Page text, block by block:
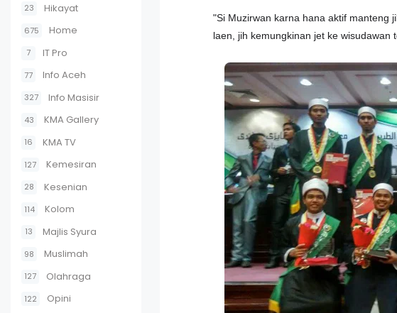
23 Hikayat
675 Home
7 IT Pro
77 Info Aceh
327 Info Masisir
43 KMA Gallery
16 KMA TV
127 Kemesiran
28 Kesenian
114 Kolom
13 Majlis Syura
98 Muslimah
127 Olahraga
122 Opini
"Si Muzirwan karna hana aktif manteng
laen, jih kemungkinan jet ke wisudawan